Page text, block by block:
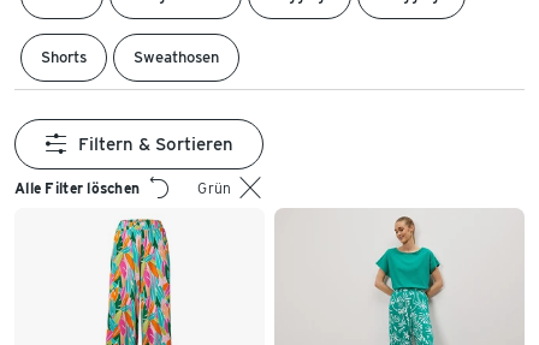
Shorts Sweathosen
Alle Filter löschen Grün
Filtern & Sortieren